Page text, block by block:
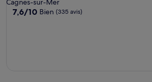
7.6
7,6/10 Bien (335 avis)